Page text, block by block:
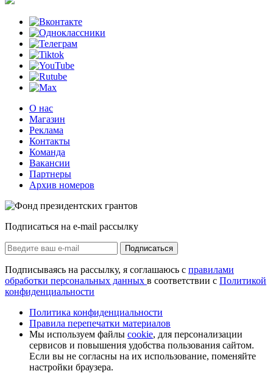
О нас
Магазин
Реклама
Контакты
Команда
Вакансии
Партнеры
Архив номеров
Подписаться на e-mail рассылку
Подписаться
Подписываясь на рассылку, я соглашаюсь с правилами
обработки персональных данных в соответствии с Политикой
конфиденциальности
Политика конфиденциальности
Правила перепечатки материалов
Мы используем файлы cookie, для персонализации
сервисов и повышения удобства пользования сайтом.
Если вы не согласны на их использование, поменяйте
настройки браузера.